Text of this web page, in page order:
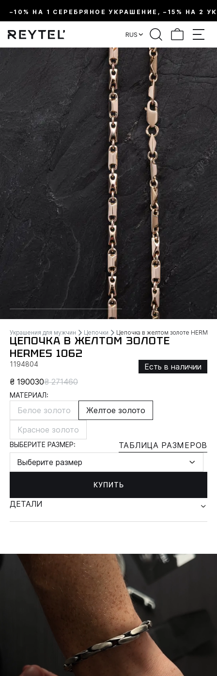
–10% НА 1 СЕРЕБРЯНОЕ УКРАШЕНИЕ, –15% НА 2
RUS
Украшения для мужчин Цепочки Цепочка в желтом золоте HERMES
ЦЕПОЧКА В ЖЕЛТОМ ЗОЛОТЕ
HERMES 1062
1194804
Есть в наличии
₴ 190030₴ 271460
МАТЕРИАЛ:
Белое золото
Желтое золото
Красное золото
ВЫБЕРИТЕ РАЗМЕР:
ТАБЛИЦА РАЗМЕРОВ
Выберите размер
КУПИТЬ
ДЕТАЛИ